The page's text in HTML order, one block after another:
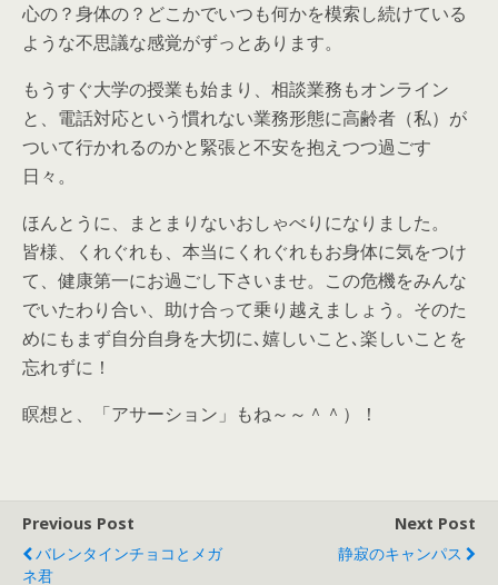
心の？身体の？どこかでいつも何かを模索し続けている
ような不思議な感覚がずっとあります。
もうすぐ大学の授業も始まり、相談業務もオンライン
と、電話対応という慣れない業務形態に高齢者（私）が
ついて行かれるのかと緊張と不安を抱えつつ過ごす
日々。
ほんとうに、まとまりないおしゃべりになりました。
皆様、くれぐれも、本当にくれぐれもお身体に気をつけ
て、健康第一にお過ごし下さいませ。この危機をみんな
でいたわり合い、助け合って乗り越えましょう。そのた
めにもまず自分自身を大切に､嬉しいこと､楽しいことを
忘れずに！
瞑想と、「アサーション」もね～～＾＾）！
Previous Post
バレンタインチョコとメガ
ネ君
Next Post
静寂のキャンパス